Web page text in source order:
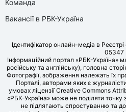
Команда
Вакансії в РБК-Україна
Ідентифікатор онлайн-медіа в
05347
Інформаційний портал «РБК-Україна»
російську та англійську), головна
Фотографії, зображення належать їх
Порталі, авторами яких є
умовах ліцензії Creative Commons
«РБК-Україна» може не поділяти точку
не підлягають спростуванню та